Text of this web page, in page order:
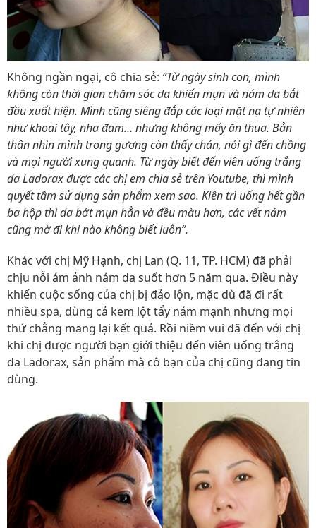
Không ngần ngại, cô chia sẻ: “Từ ngày sinh con, mình
không còn thời gian chăm sóc da khiến mụn và nám da bắt
đầu xuất hiện. Mình cũng siêng đắp các loại mặt nạ tự nhiên
như khoai tây, nha đam… nhưng không mấy ăn thua. Bản
thân nhìn mình trong gương còn thấy chán, nói gì đến chồng
và mọi người xung quanh. Từ ngày biết đến viên uống trắng
da Ladorax được các chị em chia sẻ trên Youtube, thì mình
quyết tâm sử dụng sản phẩm xem sao. Kiên trì uống hết gần
ba hộp thì da bớt mụn hẳn và đều màu hơn, các vết nám
cũng mờ đi khi nào không biết luôn”.
Khác với chị Mỹ Hạnh, chị Lan (Q. 11, TP. HCM) đã phải
chịu nỗi ám ảnh nám da suốt hơn 5 năm qua. Điều này
khiến cuộc sống của chị bị đảo lộn, mặc dù đã đi rất
nhiều spa, dùng cả kem lột tẩy nám mạnh nhưng mọi
thứ chẳng mang lại kết quả. Rồi niềm vui đã đến với chị
khi chị được người bạn giới thiệu đến viên uống trắng
da Ladorax, sản phẩm mà cô bạn của chị cũng đang tin
dùng.